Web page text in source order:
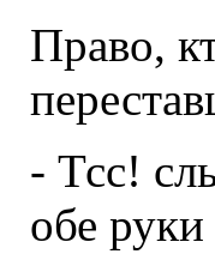
Право,
- Тсс!
обе